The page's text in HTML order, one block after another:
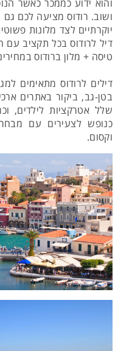
והוא ידוע כממכר כאשר
ושוב. רודוס מציעה לכם גם
יוקרתיים לצד מלונות
דיל לרודוס בכל תקציב עם
טיסה + מלון ברודוס
דילים לרודוס מתאימים
בטן-גב, ביקור באתרים
שלל אטרקציות לילדים,
כנופש לצעירים עם מבחר
וקסום.